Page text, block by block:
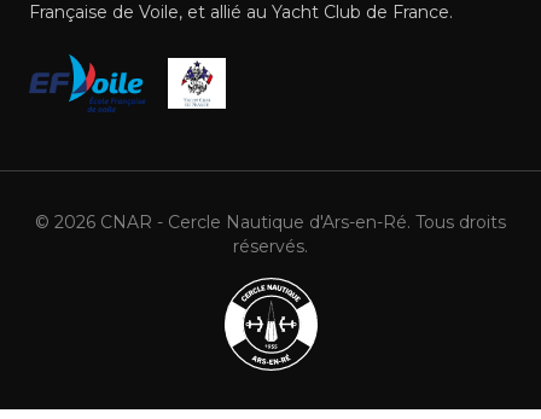
Française de Voile, et allié au Yacht Club de France.
© 2026 CNAR - Cercle Nautique d'Ars-en-Ré. Tous droits
réservés.